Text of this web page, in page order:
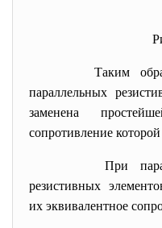
Таким
параллельных
заменена
сопротивление
При
резистивных
их эквивалентное